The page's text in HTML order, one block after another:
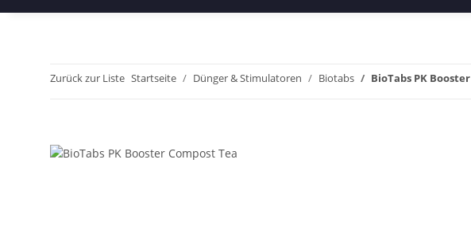
Zurück zur Liste Startseite Dünger & Stimulatoren Biotabs BioTabs PK